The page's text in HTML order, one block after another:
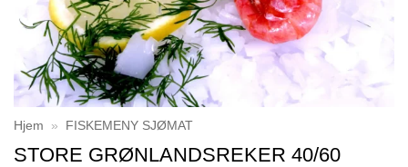
Hjem » FISKEMENY SJØMAT
STORE GRØNLANDSREKER 40/60